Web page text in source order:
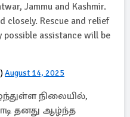
Jammu and Kashmir.
closely. Rescue and relief
possible assistance will be
August 14, 2025
நிலையில்,
தனது ஆழ்ந்த